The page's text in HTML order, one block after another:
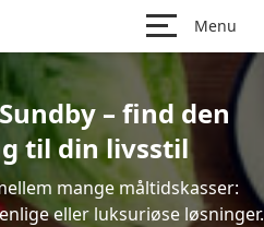
Menu
– find den
til din livsstil
mange måltidskasser:
eller luksuriøse løsninger.